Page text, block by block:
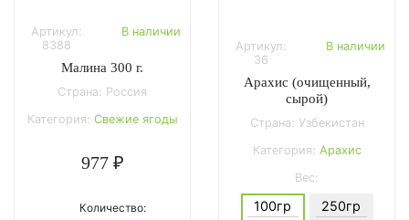
Артикул:
8388
В наличии
Малина 300 г.
Страна: Россия
Категория: Свежие ягоды
977 ₽
Количество:
Артикул:
36
В наличии
Арахис (очищенный,
сырой)
Страна: Узбекистан
Категория: Арахис
Вес:
100гр
250гр